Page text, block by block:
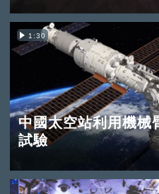
1:30
中國太空站利用機械
試驗